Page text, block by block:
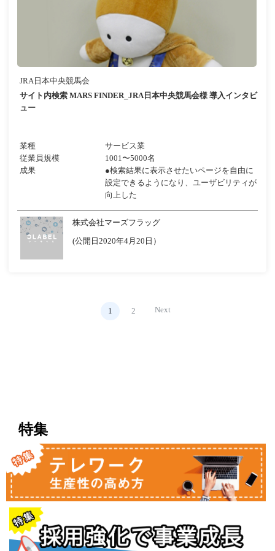
JRA日本中央競馬会
サイト内検索 MARS FINDER_JRA日本中央競馬会様 導入インタビ
ュー
業種
サービス業
従業員規模
1001〜5000名
成果
●検索結果に表示させたいページを自由に
設定できるようになり、ユーザビリティが
向上した
株式会社マーズフラッグ
(公開日2020年4月20日）
1 2 Next
特集